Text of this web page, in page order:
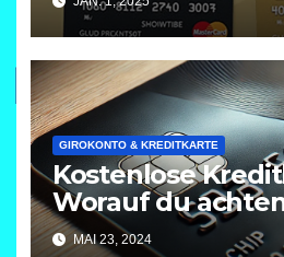
GIROKONTO & KREDITKARTE
Kostenlose
Worauf du
MAI 23, 2024